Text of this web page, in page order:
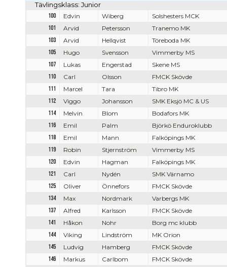
Tävlingsklass: Junior
100 Edvin Wiberg
Solshesters MCK
101
Arvid Petersson
Tranemo MK
103
Arvid Hellqvist
Töreboda MK
105
Hugo Svensson
Vimmerby MS
107
Lukas Engerstad
Skene MS
110
Carl Olsson
FMCK Skövde
111
Marcel Tara
Tibro MK
112
Viggo Johansson
SMK Eksjö MC & US
114
Melvin Blom
Bodafors MK
116
Emil Palm
Björkö Enduroklubb
118
Emil Mann
Falköpings MK
119
Robin Stjernström
Vimmerby MS
120
Edvin Hagman
Falköpings MK
121
Carl Nydén
SMK Värnamo
125
Oliver Önnefors
FMCK Skövde
134
Max Nordmark
Varbergs MK
137
Alfred Karlsson
FMCK Skövde
141
Håkon Nohr
Borg mc klubb
144
Viking Lindström
MK Orion
145
Ludvig Hamberg
FMCK Skövde
146
Markus Carlbom
FMCK Skövde